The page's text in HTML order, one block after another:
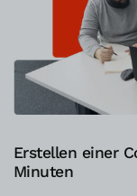
Erstellen einer
Minuten